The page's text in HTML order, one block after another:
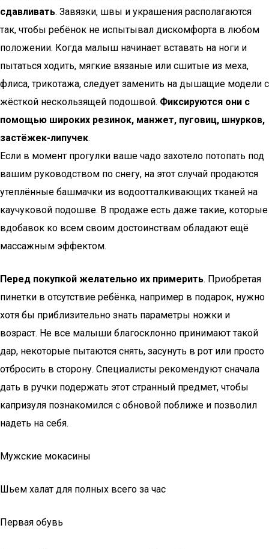
сдавливать. Завязки, швы и украшения располагаются
так, чтобы ребёнок не испытывал дискомфорта в любом
положении. Когда малыш начинает вставать на ноги и
пытаться ходить, мягкие вязаные или сшитые из меха,
флиса, трикотажа, следует заменить на дышащие модели с
жёсткой нескользящей подошвой. Фиксируются они с
помощью широких резинок, манжет, пуговиц, шнурков,
застёжек-липучек.
Если в момент прогулки ваше чадо захотело потопать под
вашим руководством по снегу, на этот случай продаются
утеплённые башмачки из водоотталкивающих тканей на
каучуковой подошве. В продаже есть даже такие, которые
вдобавок ко всем своим достоинствам обладают ещё
массажным эффектом.
Перед покупкой желательно их примерить. Приобретая
пинетки в отсутствие ребёнка, например в подарок, нужно
хотя бы приблизительно знать параметры ножки и
возраст. Не все малыши благосклонно принимают такой
дар, некоторые пытаются снять, засунуть в рот или просто
отбросить в сторону. Специалисты рекомендуют сначала
дать в ручки подержать этот странный предмет, чтобы
капризуля познакомился с обновой поближе и позволил
надеть на себя.
Мужские мокасины
Шьем халат для полных всего за час
Первая обувь